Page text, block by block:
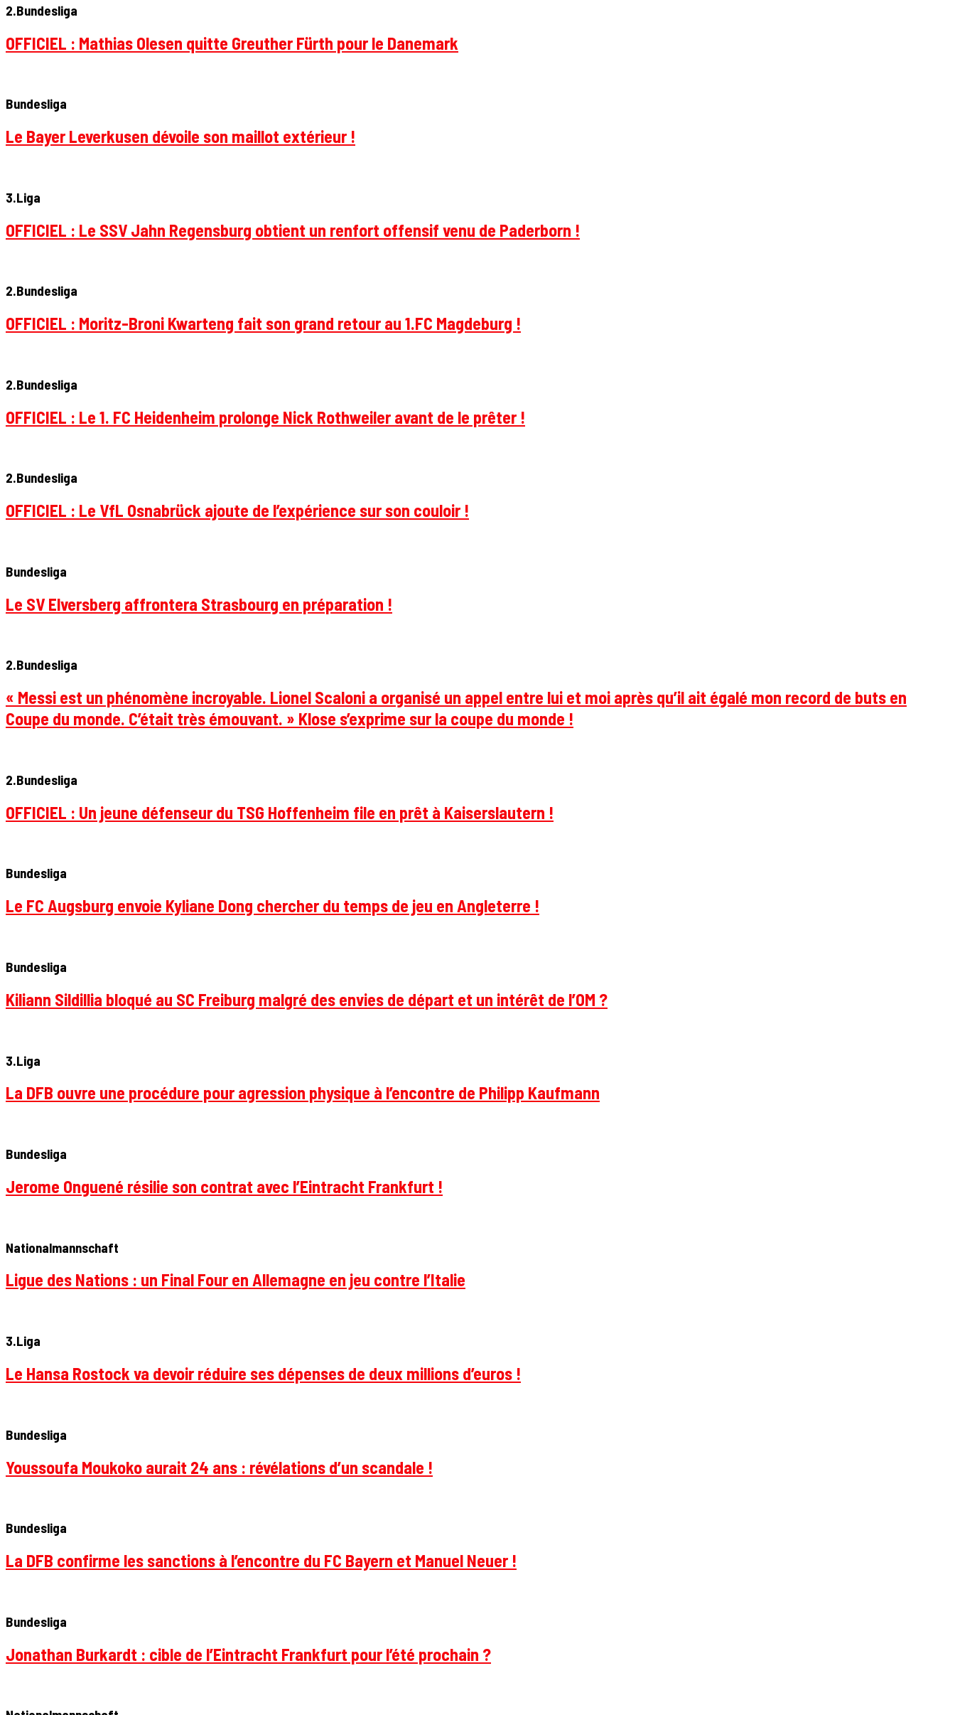
2.Bundesliga
OFFICIEL : Mathias Olesen quitte Greuther Fürth pour le Danemark
Bundesliga
Le Bayer Leverkusen dévoile son maillot extérieur !
3.Liga
OFFICIEL : Le SSV Jahn Regensburg obtient un renfort offensif venu de Paderborn !
2.Bundesliga
OFFICIEL : Moritz-Broni Kwarteng fait son grand retour au 1.FC Magdeburg !
2.Bundesliga
OFFICIEL : Le 1. FC Heidenheim prolonge Nick Rothweiler avant de le prêter !
2.Bundesliga
OFFICIEL : Le VfL Osnabrück ajoute de l’expérience sur son couloir !
Bundesliga
Le SV Elversberg affrontera Strasbourg en préparation !
2.Bundesliga
« Messi est un phénomène incroyable. Lionel Scaloni a organisé un appel entre lui et moi après qu’il ait égalé mon record de buts en
Coupe du monde. C’était très émouvant. » Klose s’exprime sur la coupe du monde !
2.Bundesliga
OFFICIEL : Un jeune défenseur du TSG Hoffenheim file en prêt à Kaiserslautern !
Bundesliga
Le FC Augsburg envoie Kyliane Dong chercher du temps de jeu en Angleterre !
Bundesliga
Kiliann Sildillia bloqué au SC Freiburg malgré des envies de départ et un intérêt de l’OM ?
3.Liga
La DFB ouvre une procédure pour agression physique à l’encontre de Philipp Kaufmann
Bundesliga
Jerome Onguené résilie son contrat avec l’Eintracht Frankfurt !
Nationalmannschaft
Ligue des Nations : un Final Four en Allemagne en jeu contre l’Italie
3.Liga
Le Hansa Rostock va devoir réduire ses dépenses de deux millions d’euros !
Bundesliga
Youssoufa Moukoko aurait 24 ans : révélations d’un scandale !
Bundesliga
La DFB confirme les sanctions à l’encontre du FC Bayern et Manuel Neuer !
Bundesliga
Jonathan Burkardt : cible de l’Eintracht Frankfurt pour l’été prochain ?